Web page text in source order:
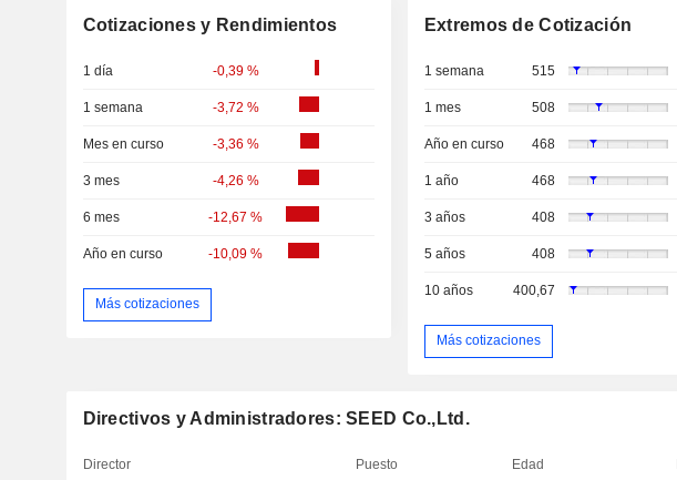
Cotizaciones y Rendimientos
1 día -0,39 %
1 semana -3,72 %
Mes en curso -3,36 %
3 mes -4,26 %
6 mes -12,67 %
Año en curso -10,09 %
Más cotizaciones
Extremos de Cotización
1 semana 515
1 mes 508
Año en curso 468
1 año 468
3 años 408
5 años 408
10 años 400,67
Más cotizaciones
Directivos y Administradores: SEED Co.,Ltd.
Director Puesto Edad